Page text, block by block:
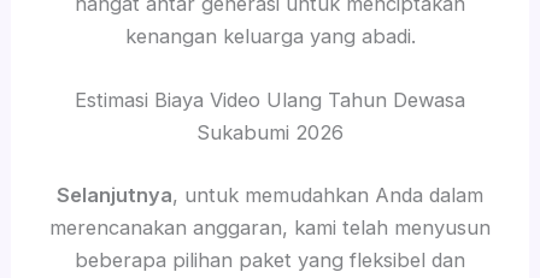
kenangan keluarga yang abadi.
Estimasi Biaya Video Ulang Tahun Dewasa
Sukabumi 2026
Selanjutnya, untuk memudahkan Anda dalam
merencanakan anggaran, kami telah menyusun
beberapa pilihan paket yang fleksibel dan